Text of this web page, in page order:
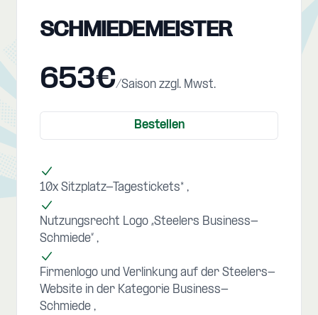
SCHMIEDEMEISTER
653€/Saison zzgl. Mwst.
Bestellen
10x Sitzplatz-Tagestickets*
Nutzungsrecht Logo „Steelers Business-
Schmiede“
Firmenlogo und Verlinkung auf der Steelers-
Website in der Kategorie Business-
Schmiede